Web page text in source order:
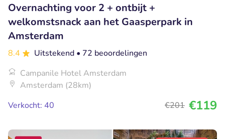
Overnachting voor 2 + ontbijt +
welkomstsnack aan het Gaasperpark in
Amsterdam
8.4 Uitstekend • 72 beoordelingen
Campanile Hotel Amsterdam
Amsterdam (28km)
Verkocht: 40
€201 €119